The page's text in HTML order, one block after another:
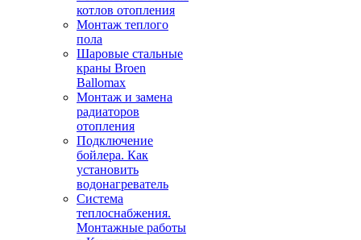
котлов отопления
Монтаж теплого
пола
Шаровые стальные
краны Broen
Ballomax
Монтаж и замена
радиаторов
отопления
Подключение
бойлера. Как
установить
водонагреватель
Система
теплоснабжения.
Монтажные работы